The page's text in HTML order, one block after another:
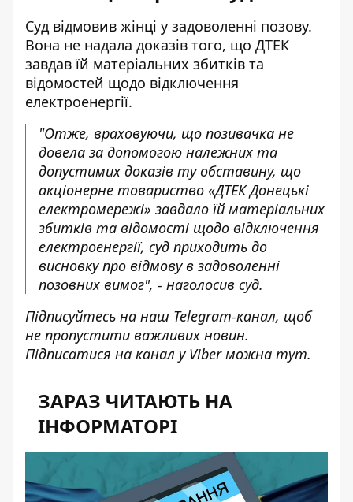
Суд відмовив жінці у задоволенні позову.
Вона не надала доказів того, що ДТЕК
завдав їй матеріальних збитків та
відомостей щодо відключення
електроенергії.
"Отже, враховуючи, що позивачка не
довела за допомогою належних та
допустимих доказів ту обставину, що
акціонерне товариство «ДТЕК Донецькі
електромережі» завдало їй матеріальних
збитків та відомості щодо відключення
електроенергії, суд приходить до
висновку про відмову в задоволенні
позовних вимог", - наголосив суд.
Підписуйтесь на наш Telegram-канал, щоб
не пропустити важливих новин.
Підписатися на канал у Viber можна тут.
ЗАРАЗ ЧИТАЮТЬ НА
ІНФОРМАТОРІ